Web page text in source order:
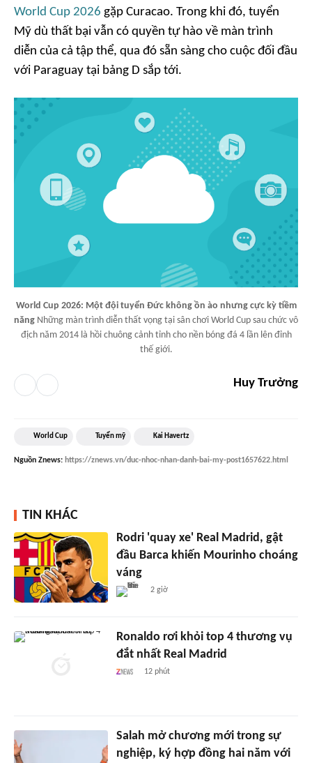
World Cup 2026 gặp Curacao. Trong khi đó, tuyển
Mỹ dù thất bại vẫn có quyền tự hào về màn trình
diễn của cả tập thể, qua đó sẵn sàng cho cuộc đối đầu
với Paraguay tại bảng D sắp tới.
World Cup 2026: Một đội tuyển Đức không ồn ào nhưng cực kỳ tiềm
năng Những màn trình diễn thất vọng tại sân chơi World Cup sau chức vô
địch năm 2014 là hồi chuông cảnh tỉnh cho nền bóng đá 4 lần lên đỉnh
thế giới.
Huy Trưởng
World Cup Tuyển mỹ Kai Havertz
Nguồn Znews: https://znews.vn/duc-nhoc-nhan-danh-bai-my-post1657622.html
TIN KHÁC
Rodri 'quay xe' Real Madrid, gật
đầu Barca khiến Mourinho choáng
váng
2 giờ
Ronaldo rơi khỏi top 4 thương vụ
đắt nhất Real Madrid
12 phút
Salah mở chương mới trong sự
nghiệp, ký hợp đồng hai năm với